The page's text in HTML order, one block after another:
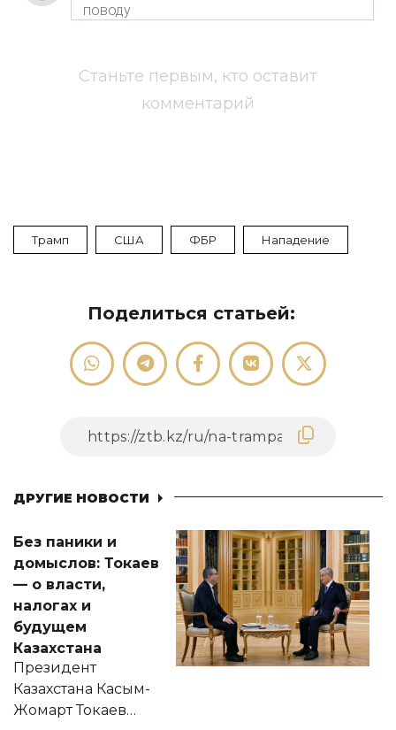
Станьте первым, кто оставит
комментарий
Трамп США ФБР Нападение
Поделиться статьей:
ДРУГИЕ НОВОСТИ
Без паники и
домыслов: Токаев
— о власти,
налогах и
будущем
Казахстана
Президент
Казахстана Касым-
Жомарт Токаев